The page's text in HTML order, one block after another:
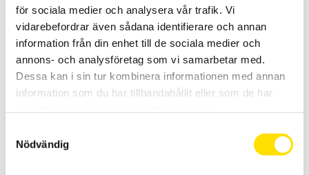
för sociala medier och analysera vår trafik. Vi
vidarebefordrar även sådana identifierare och annan
information från din enhet till de sociala medier och
annons- och analysföretag som vi samarbetar med.
Dessa kan i sin tur kombinera informationen med annan
information som du har tillhandahållit eller som de har
Nödvändig
muskeln. Aktiviteten kan mätas genom att elektroder placeras på